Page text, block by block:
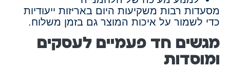
מסעדות רבות משקיעות היום באריזות ייעודיות
כדי לשמור על איכות המוצר גם בזמן משלוח.
מגשים חד פעמיים לעסקים
ומוסדות